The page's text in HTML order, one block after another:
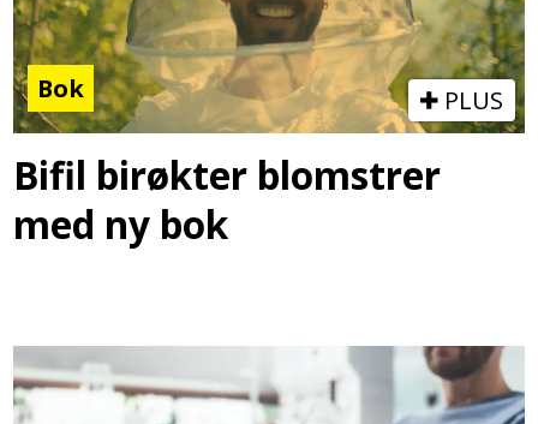
Bok PLUS
Bifil birøkter blomstrer
med ny bok